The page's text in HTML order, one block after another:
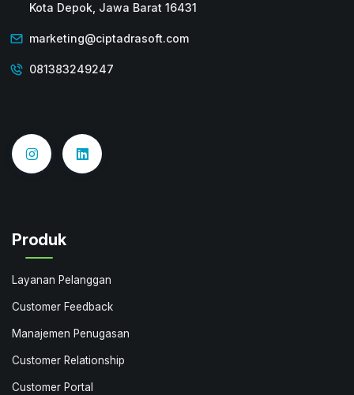
Kota Depok, Jawa Barat 16431
marketing@ciptadrasoft.com
081383249247
Produk
Layanan Pelanggan
Customer Feedback
Manajemen Penugasan
Customer Relationship
Customer Portal